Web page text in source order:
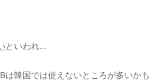
といわれ…
は韓国では使えないところが多いかも